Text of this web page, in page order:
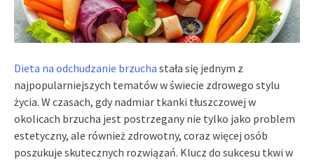
Dieta na odchudzanie brzucha stała się jednym z
najpopularniejszych tematów w świecie zdrowego stylu
życia. W czasach, gdy nadmiar tkanki tłuszczowej w
okolicach brzucha jest postrzegany nie tylko jako problem
estetyczny, ale również zdrowotny, coraz więcej osób
poszukuje skutecznych rozwiązań. Klucz do sukcesu tkwi w